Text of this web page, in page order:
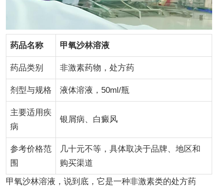
药品名称 甲氧沙林溶液
药品类别 非激素药物，处方药
剂型与规格 液体溶液，50ml/瓶
主要适用疾
病
银屑病、白癜风
参考价格范
围
几十元不等，具体取决于品牌、地区和
购买渠道
甲氧沙林溶液，说到底，它是一种非激素类的处方药